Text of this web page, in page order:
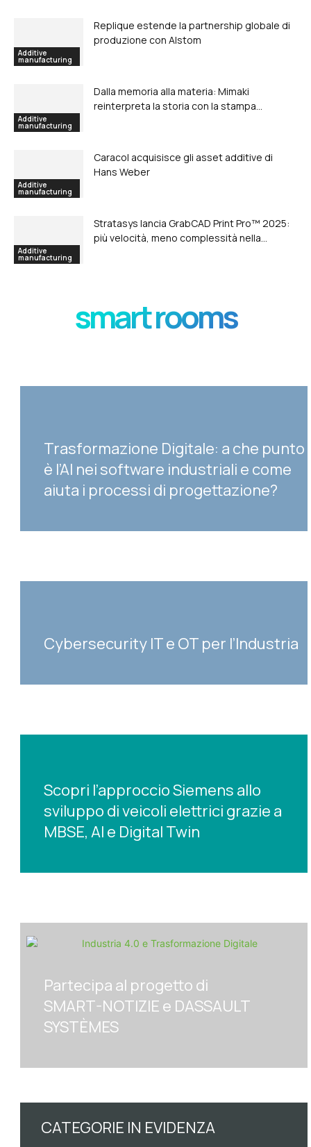
Additive
manufacturing
Replique estende la partnership globale di
produzione con Alstom
Additive
manufacturing
Dalla memoria alla materia: Mimaki
reinterpreta la storia con la stampa...
Additive
manufacturing
Caracol acquisisce gli asset additive di
Hans Weber
Additive
manufacturing
Stratasys lancia GrabCAD Print Pro™ 2025:
più velocità, meno complessità nella...
smart rooms
Trasformazione Digitale: a che punto
è l’AI nei software industriali e come
aiuta i processi di progettazione?
Cybersecurity IT e OT per l’Industria
Scopri l’approccio Siemens allo
sviluppo di veicoli elettrici grazie a
MBSE, AI e Digital Twin
Partecipa al progetto di
SMART-NOTIZIE e DASSAULT
SYSTÈMES
CATEGORIE IN EVIDENZA